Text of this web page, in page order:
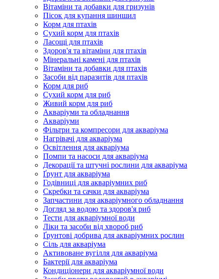
Вітаміни та добавки для гризунів
Пісок для купання шиншил
Корм для птахів
Сухий корм для птахів
Ласощі для птахів
Здоров'я та вітаміни для птахів
Мінеральні камені для птахів
Вітаміни та добавки для птахів
Засоби від паразитів для птахів
Корм для риб
Сухий корм для риб
Живий корм для риб
Акваріуми та обладнання
Акваріуми
Фільтри та компресори для акваріума
Нагрівачі для акваріума
Освітлення для акваріума
Помпи та насоси для акваріума
Декорації та штучні рослини для акваріума
Ґрунт для акваріума
Годівниці для акваріумних риб
Скребки та сачки для акваріума
Запчастини для акваріумного обладнання
Догляд за водою та здоров'я риб
Тести для акваріумної води
Ліки та засоби від хвороб риб
Ґрунтові добрива для акваріумних рослин
Сіль для акваріума
Активоване вугілля для акваріума
Бактерії для акваріума
Кондиціонери для акваріумної води